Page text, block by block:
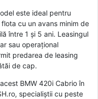
este ideal pentru
cu un avans minim de
între 1 și 5 ani. Leasingul
sau operațional
predarea de leasing
de cap.
BMW 420i Cabrio în
specialiștii cu peste